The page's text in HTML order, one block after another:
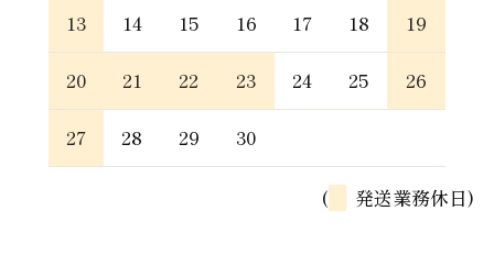
13 14 15 16 17 18 19
20 21 22 23 24 25 26
27 28 29 30
( 発送業務休日)